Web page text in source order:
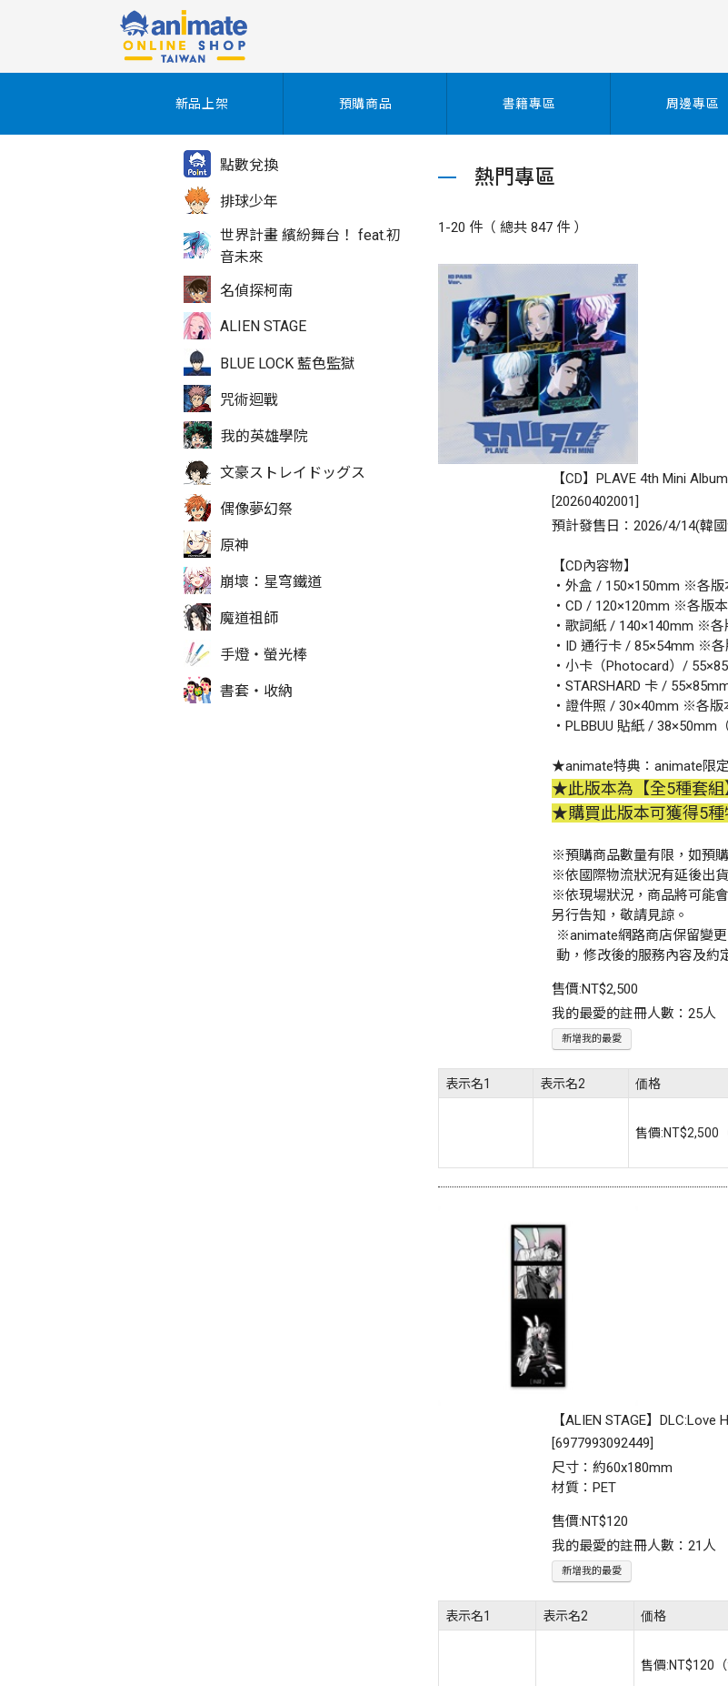
點數兌換
排球少年
世界計畫 繽紛舞台！ feat.初
音未來
名偵探柯南
ALIEN STAGE
BLUE LOCK 藍色監獄
咒術迴戰
我的英雄學院
文豪ストレイドッグス
偶像夢幻祭
原神
崩壞：星穹鐵道
魔道祖師
手燈‧螢光棒
書套‧收納
新品上架 預購商品 書籍專區 周邊專區
熱門專區
1-20 件（ 總共 847 件 ）
【CD】PLAVE 4th Mini
[20260402001]
預計發售日：2026/4/14(韓
【CD內容物】
・外盒 / 150×150mm ※各版
・CD / 120×120mm ※各版
・歌詞紙 / 140×140mm ※各
・ID 通行卡 / 85×54mm ※各
・小卡（Photocard）/
・STARSHARD 卡 /
・證件照 / 30×40mm ※各版
・PLBBUU 貼紙 / 38×50mm
★animate特典：animate限
★此版本為【全5種套組
★購買此版本可獲得5種
※預購商品數量有限，如預
※依國際物流狀況有延後出
※依現場狀況，商品將可能
另行告知，敬請見諒。
※animate網路商店保留變
動，修改後的服務內容及約
售價:NT$2,500
我的最愛的註冊人數：25人
新增我的最愛
表示名1 表示名2 価格
售價:NT$2,500
【ALIEN STAGE】
[6977993092449]
尺寸：約60x180mm
材質：PET
售價:NT$120
我的最愛的註冊人數：21人
新增我的最愛
表示名1 表示名2 価格
售價:NT$120